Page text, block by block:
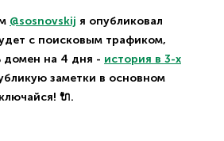
@sosnovskij я опубликовал
с поисковым трафиком,
домен на 4 дня - история в 3-х
заметки в основном
🔌.